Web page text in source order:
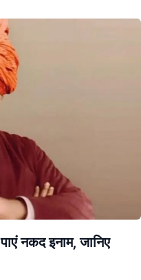
नकद इनाम, जानिए